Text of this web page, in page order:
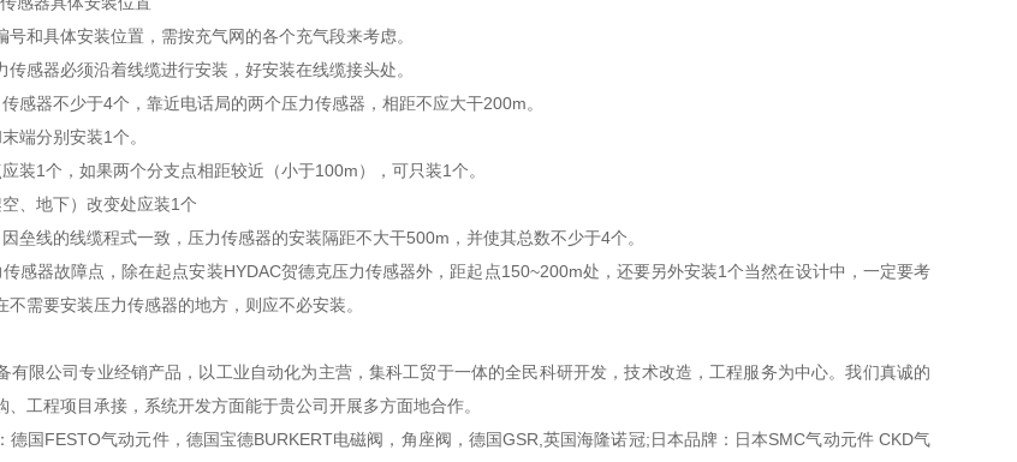
号和具体安装位置，需按充气网的各个充气段来考虑。
传感器必须沿着线缆进行安装，好安装在线缆接头处。
传感器不少于4个，靠近电话局的两个压力传感器，相距不应大干200m。
端分别安装1个。
应装1个，如果两个分支点相距较近（小于100m），可只装1个。
、地下）改变处应装1个
因垒线的线缆程式一致，压力传感器的安装隔距不大干500m，并使其总数不少于4个。
传感器故障点，除在起点安装HYDAC贺德克压力传感器外，距起点150~200m处，还要另外安装1个当然在设计中，一定要考
需要安装压力传感器的地方，则应不必安装。
有限公司专业经销产品，以工业自动化为主营，集科工贸于一体的全民科研开发，技术改造，工程服务为中心。我们真诚的
工程项目承接，系统开发方面能于贵公司开展多方面地合作。
德国FESTO气动元件，德国宝德BURKERT电磁阀，角座阀，德国GSR,英国海隆诺冠;日本品牌：日本SMC气动元件 CKD气